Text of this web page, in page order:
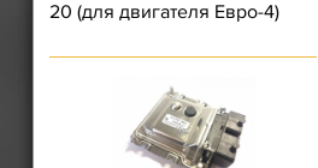
20 (для двигателя Евро-4)